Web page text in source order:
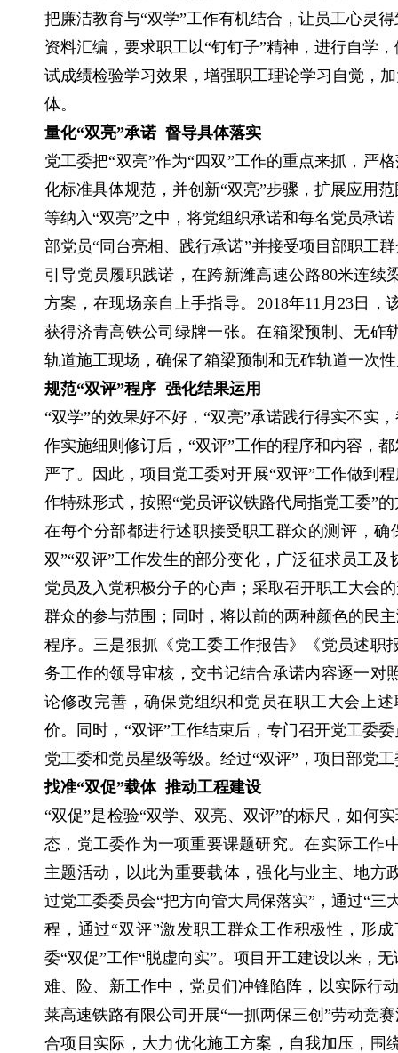
把廉洁教育与“双学”工作有机结合，让员工心灵
资料汇编，要求职工以“钉钉子”精神，进行自学
试成绩检验学习效果，增强职工理论学习自觉，
体。
量化“双亮”承诺 督导具体落实
党工委把“双亮”作为“四双”工作的重点来抓，严
化标准具体规范，并创新“双亮”步骤，扩展应用
等纳入“双亮”之中，将党组织承诺和每名党员承
部党员“同台亮相、践行承诺”并接受项目部职工
引导党员履职践诺，在跨新潍高速公路80米连
方案，在现场亲自上手指导。2018年11月23日
获得济青高铁公司绿牌一张。在箱梁预制、无砟
轨道施工现场，确保了箱梁预制和无砟轨道一次
规范“双评”程序 强化结果运用
“双学”的效果好不好，“双亮”承诺践行得实不实
作实施细则修订后，“双评”工作的程序和内容，
严了。因此，项目党工委对开展“双评”工作做到
作特殊形式，按照“党员评议铁路代局指党工委”
在每个分部都进行述职接受职工群众的测评，
双”“双评”工作发生的部分变化，广泛征求员工
党员及入党积极分子的心声；采取召开职工大会
群众的参与范围；同时，将以前的两种颜色的民
程序。三是狠抓《党工委工作报告》《党员述职
务工作的领导审核，交书记结合承诺内容逐一对
论修改完善，确保党组织和党员在职工大会上
价。同时，“双评”工作结束后，专门召开党工委
党工委和党员星级等级。经过“双评”，项目部党
找准“双促”载体 推动工程建设
“双促”是检验“双学、双亮、双评”的标尺，如何
态，党工委作为一项重要课题研究。在实际工作
主题活动，以此为重要载体，强化与业主、地
过党工委委员会“把方向管大局保落实”，通过“
程，通过“双评”激发职工群众工作积极性，形
委“双促”工作“脱虚向实”。项目开工建设以来，
难、险、新工作中，党员们冲锋陷阵，以实际行
莱高速铁路有限公司开展“一抓两保三创”劳动竞
合项目实际，大力优化施工方案，自我加压，围